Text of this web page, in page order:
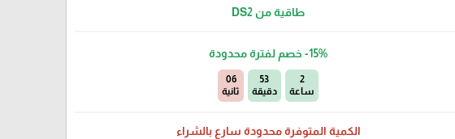
طاقية من DS2
-15%خصم لفترة محدودة
2
ساعة
53
دقيقة
04
ثانية
الكمية المتوفرة محدودة سارع بالشراء